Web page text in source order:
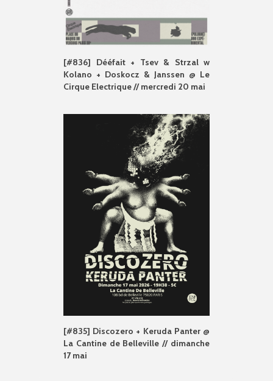
[#836] Dééfait + Tsev & Strzal w
Kolano + Doskocz & Janssen @ Le
Cirque Electrique // mercredi 20 mai
[#835] Discozero + Keruda Panter @
La Cantine de Belleville // dimanche
17 mai